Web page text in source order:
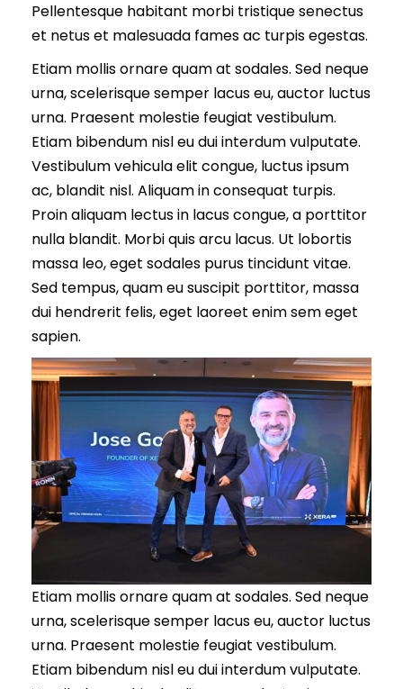
Pellentesque habitant morbi tristique senectus
et netus et malesuada fames ac turpis egestas.
Etiam mollis ornare quam at sodales. Sed neque
urna, scelerisque semper lacus eu, auctor luctus
urna. Praesent molestie feugiat vestibulum.
Etiam bibendum nisl eu dui interdum vulputate.
Vestibulum vehicula elit congue, luctus ipsum
ac, blandit nisl. Aliquam in consequat turpis.
Proin aliquam lectus in lacus congue, a porttitor
nulla blandit. Morbi quis arcu lacus. Ut lobortis
massa leo, eget sodales purus tincidunt vitae.
Sed tempus, quam eu suscipit porttitor, massa
dui hendrerit felis, eget laoreet enim sem eget
sapien.
Etiam mollis ornare quam at sodales. Sed neque
urna, scelerisque semper lacus eu, auctor luctus
urna. Praesent molestie feugiat vestibulum.
Etiam bibendum nisl eu dui interdum vulputate.